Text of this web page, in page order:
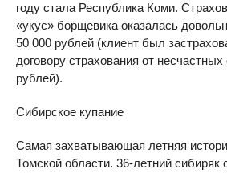
году стала Республика Коми.
«укус» борщевика оказалась
50 000 рублей (клиент был
договору страхования от
рублей).
Сибирское купание
Самая захватывающая летняя
Томской области. 36-летний сибиряк